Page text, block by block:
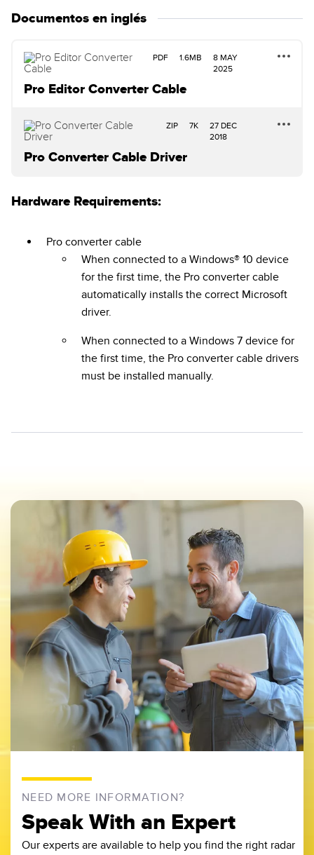
Documentos en inglés
Pro Editor Converter Cable
PDF 1.6MB
8 MAY
2025
Pro Converter Cable Driver
ZIP 7K
27 DEC
2018
Hardware Requirements:
Pro converter cable
When connected to a Windows® 10 device
for the first time, the Pro converter cable
automatically installs the correct Microsoft
driver.
When connected to a Windows 7 device for
the first time, the Pro converter cable drivers
must be installed manually.
NEED MORE INFORMATION?
Speak With an Expert
Our experts are available to help you find the right radar